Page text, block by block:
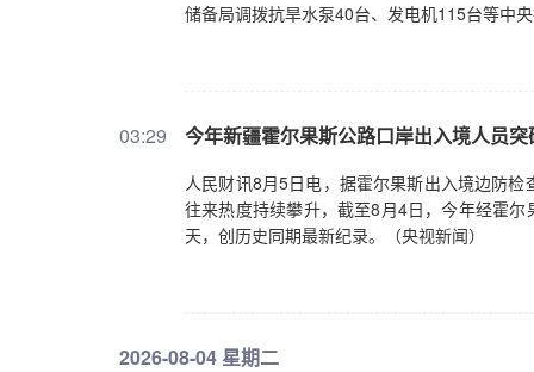
储备局调拨抗旱水泵40台、发电机115台等中
03:29 今年新疆霍尔果斯公路口岸出入境人员
人民财讯8月5日电，据霍尔果斯出入境边防
往来热度持续攀升，截至8月4日，今年经霍
天，创历史同期最新纪录。（央视新闻）
2026-08-04 星期二